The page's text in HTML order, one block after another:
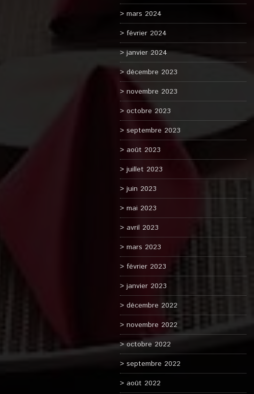
mars 2024
février 2024
janvier 2024
décembre 2023
novembre 2023
octobre 2023
septembre 2023
août 2023
juillet 2023
juin 2023
mai 2023
avril 2023
mars 2023
février 2023
janvier 2023
décembre 2022
novembre 2022
octobre 2022
septembre 2022
août 2022